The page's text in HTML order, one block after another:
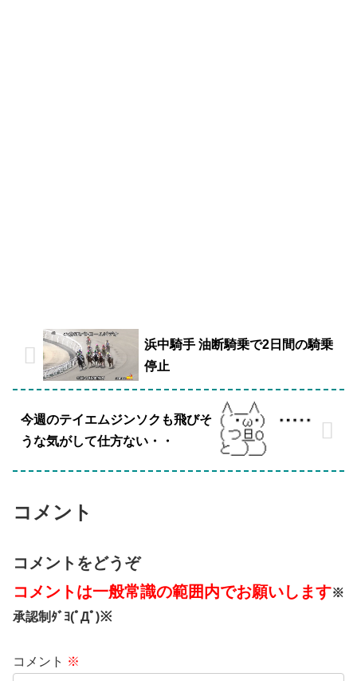
浜中騎手 油断騎乗で2日間の騎乗
停止
今週のテイエムジンソクも飛びそ
うな気がして仕方ない・・
コメント
コメントをどうぞ
コメントは一般常識の範囲内でお願いします※
承認制ﾀﾞﾖ(ﾟДﾟ)※
コメント ※